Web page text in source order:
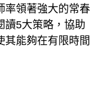
領著強大的常春
讀5大策略，協助
其能夠在有限時間